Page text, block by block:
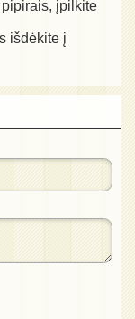
įpilkite
išdėkite į